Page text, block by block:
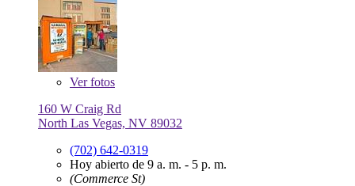
Verfotos
160 W Craig Rd
North Las Vegas, NV 89032
(702) 642-0319
Hoy abierto de 9 a. m. - 5 p. m.
(Commerce St)